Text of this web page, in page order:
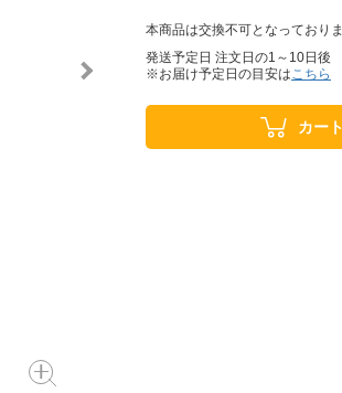
本商品は交換不可となっており
発送予定日 注文日の1～10日後
※お届け予定日の目安はこちら
カー